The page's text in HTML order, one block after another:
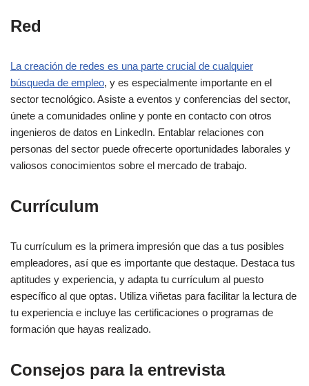
Red
La creación de redes es una parte crucial de cualquier
búsqueda de empleo, y es especialmente importante en el
sector tecnológico. Asiste a eventos y conferencias del sector,
únete a comunidades online y ponte en contacto con otros
ingenieros de datos en LinkedIn. Entablar relaciones con
personas del sector puede ofrecerte oportunidades laborales y
valiosos conocimientos sobre el mercado de trabajo.
Currículum
Tu currículum es la primera impresión que das a tus posibles
empleadores, así que es importante que destaque. Destaca tus
aptitudes y experiencia, y adapta tu currículum al puesto
específico al que optas. Utiliza viñetas para facilitar la lectura de
tu experiencia e incluye las certificaciones o programas de
formación que hayas realizado.
Consejos para la entrevista